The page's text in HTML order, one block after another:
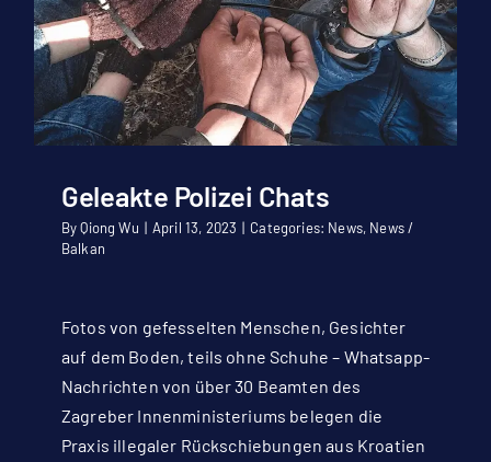
Geleakte Polizei Chats
ByQiong Wu | April 13, 2023 | Categories: News, News /
Balkan
Fotos von gefesselten Menschen, Gesichter
auf dem Boden, teils ohne Schuhe – Whatsapp-
Nachrichten von über 30 Beamten des
Zagreber Innenministeriums belegen die
Praxis illegaler Rückschiebungen aus Kroatien